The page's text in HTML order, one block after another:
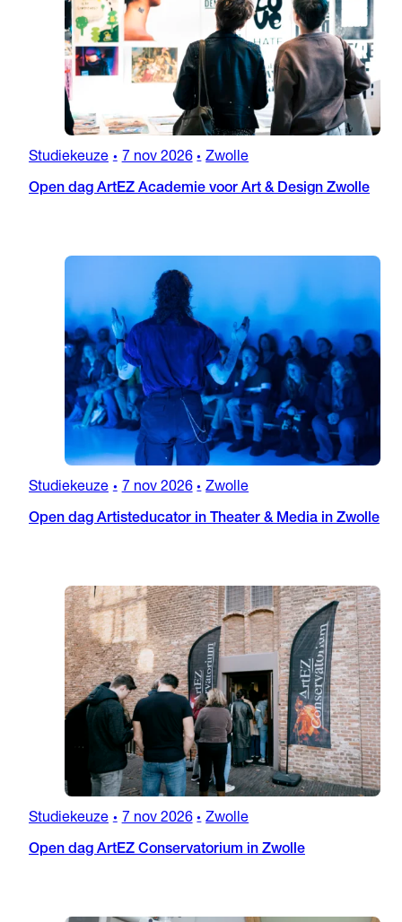
Studiekeuze • 7 nov 2026 • Zwolle
Open dag ArtEZ Academie voor Art & Design Zwolle
Studiekeuze • 7 nov 2026 • Zwolle
Open dag Artisteducator in Theater & Media in Zwolle
Studiekeuze • 7 nov 2026 • Zwolle
Open dag ArtEZ Conservatorium in Zwolle